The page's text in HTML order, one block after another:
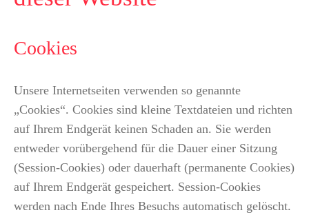
Cookies
Unsere Internetseiten verwenden so genannte
„Cookies“. Cookies sind kleine Textdateien und richten
auf Ihrem Endgerät keinen Schaden an. Sie werden
entweder vorübergehend für die Dauer einer Sitzung
(Session-Cookies) oder dauerhaft (permanente Cookies)
auf Ihrem Endgerät gespeichert. Session-Cookies
werden nach Ende Ihres Besuchs automatisch gelöscht.